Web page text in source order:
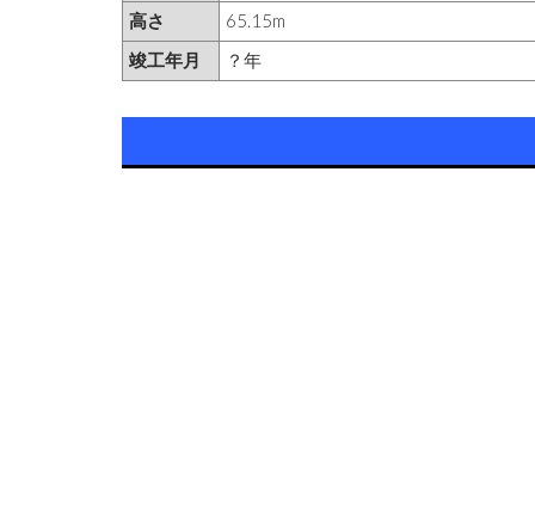
高さ
65.15m
竣工年月
？年